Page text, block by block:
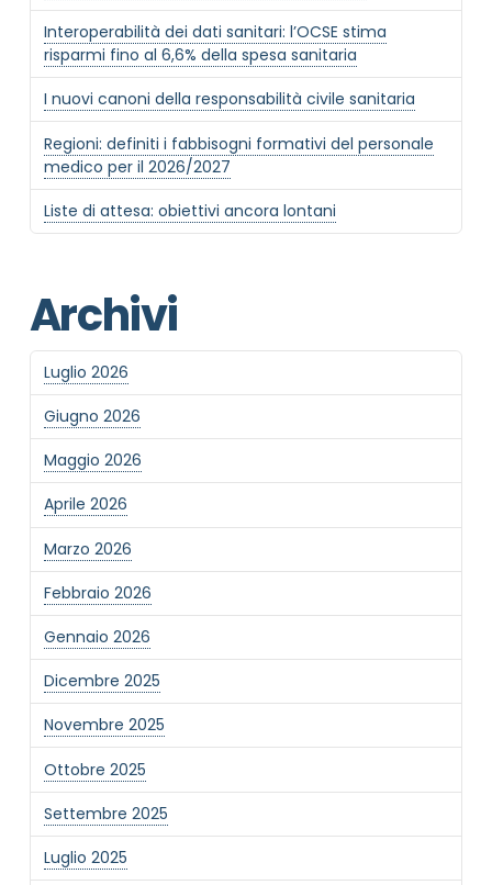
Interoperabilità dei dati sanitari: l’OCSE stima
risparmi fino al 6,6% della spesa sanitaria
I nuovi canoni della responsabilità civile sanitaria
Regioni: definiti i fabbisogni formativi del personale
medico per il 2026/2027
Liste di attesa: obiettivi ancora lontani
Archivi
Luglio 2026
Giugno 2026
Maggio 2026
Aprile 2026
Marzo 2026
Febbraio 2026
Gennaio 2026
Dicembre 2025
Novembre 2025
Ottobre 2025
Settembre 2025
Luglio 2025